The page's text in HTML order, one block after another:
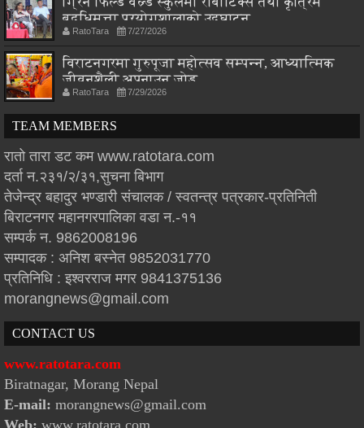
बुद्धिमत्ता प्रयोगशालाको उद्घाटन
RatoTara 7/27/2026
विराटनगरमा गुरुपूजा महोत्सव सम्पन्न, आध्यात्मिक
जीवनशैली अपनाउन जोड
RatoTara 7/29/2026
TEAM MEMBERS
रातो तारा डट कम www.ratotara.com
दर्ता न.२३१/२/३१,सुचना बिभाग
तेजेन्द्र बहादुर भण्डारी संचालक / स्वतन्त्र पत्रकार-प्रतिनिती
बिराटनगर महानगरपालिका वडा न.-११
सम्पर्क न. 9862008196
सम्पादक : अनिश बस्नेत 9852031770
प्रतिनिधि : इश्वरराज मगर 9841375136
morangnews@gmail.com
CONTACT US
www.ratotara.com
Biratnagar, Morang Nepal
E-mail: morangnews@gmail.com